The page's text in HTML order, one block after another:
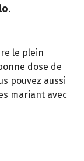
.
le plein
dose de
pouvez aussi
mariant avec